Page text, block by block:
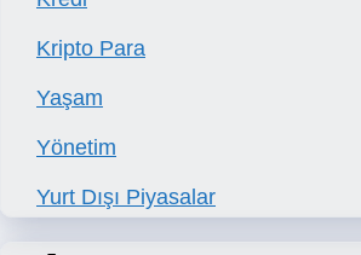
Kripto Para
Yaşam
Yönetim
Yurt Dışı Piyasalar